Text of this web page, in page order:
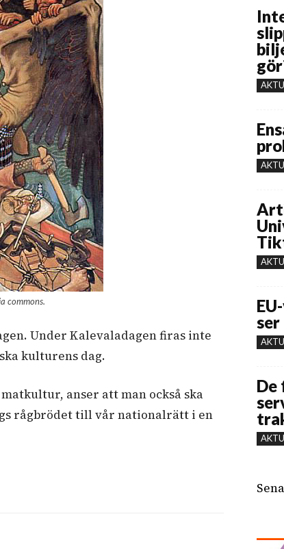
commons.
Under Kalevaladagen firas inte
kulturens dag.
anser att man också ska
rågbrödet till vår nationalrätt i en
De